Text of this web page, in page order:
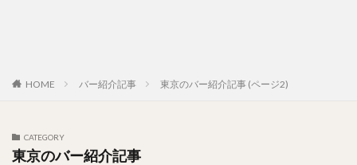
HOME バー紹介記事 東京のバー紹介記事 (ページ2)
CATEGORY
東京のバー紹介記事